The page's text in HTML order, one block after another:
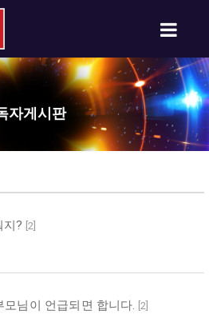
자게시판
지? 2
님이 언급되면 합니다. [2